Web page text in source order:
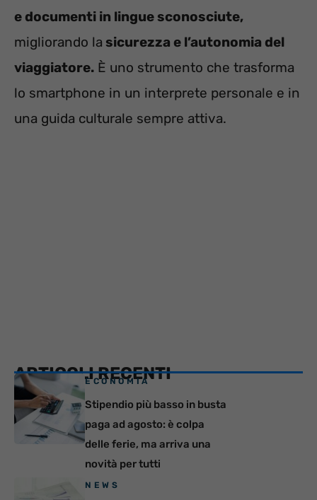
e documenti in lingue sconosciute,
migliorando la sicurezza e l’autonomia del
viaggiatore. È uno strumento che trasforma
lo smartphone in un interprete personale e in
una guida culturale sempre attiva.
ARTICOLI RECENTI
ECONOMIA
Stipendio più basso in busta
paga ad agosto: è colpa
delle ferie, ma arriva una
novità per tutti
NEWS